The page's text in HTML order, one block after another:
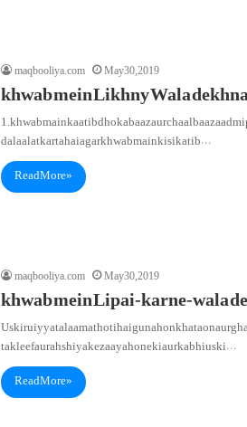
maqbooliya.com May 30, 2019
khwab mein Likhny Wala
1. khwab main kaatib dhoka baaz aur chaal baaz
dalaalat karta hai agar khwab main kisi katib…
Read More »
maqbooliya.com May 30, 2019
khwab mein Lipai-karne-wala
Uski ruiyyat alaamat hoti hai gunahon khataon aur
takleef aur ahshiya ke zaaya hone ki aur kabhi uski…
Read More »